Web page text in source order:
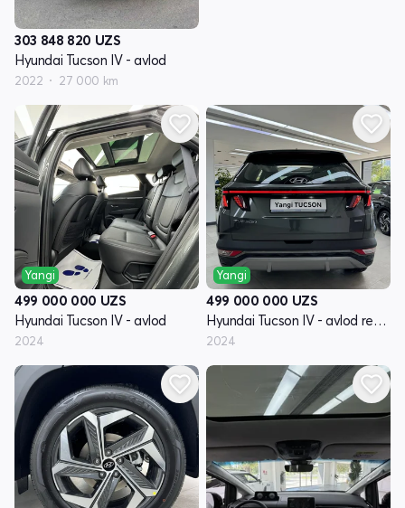
303 848 820 UZS
Hyundai Tucson IV - avlod
2022 27 000 km
Yangi
499 000 000 UZS
Hyundai Tucson IV - avlod
2024
Yangi
499 000 000 UZS
Hyundai Tucson IV - avlod restyling
2024